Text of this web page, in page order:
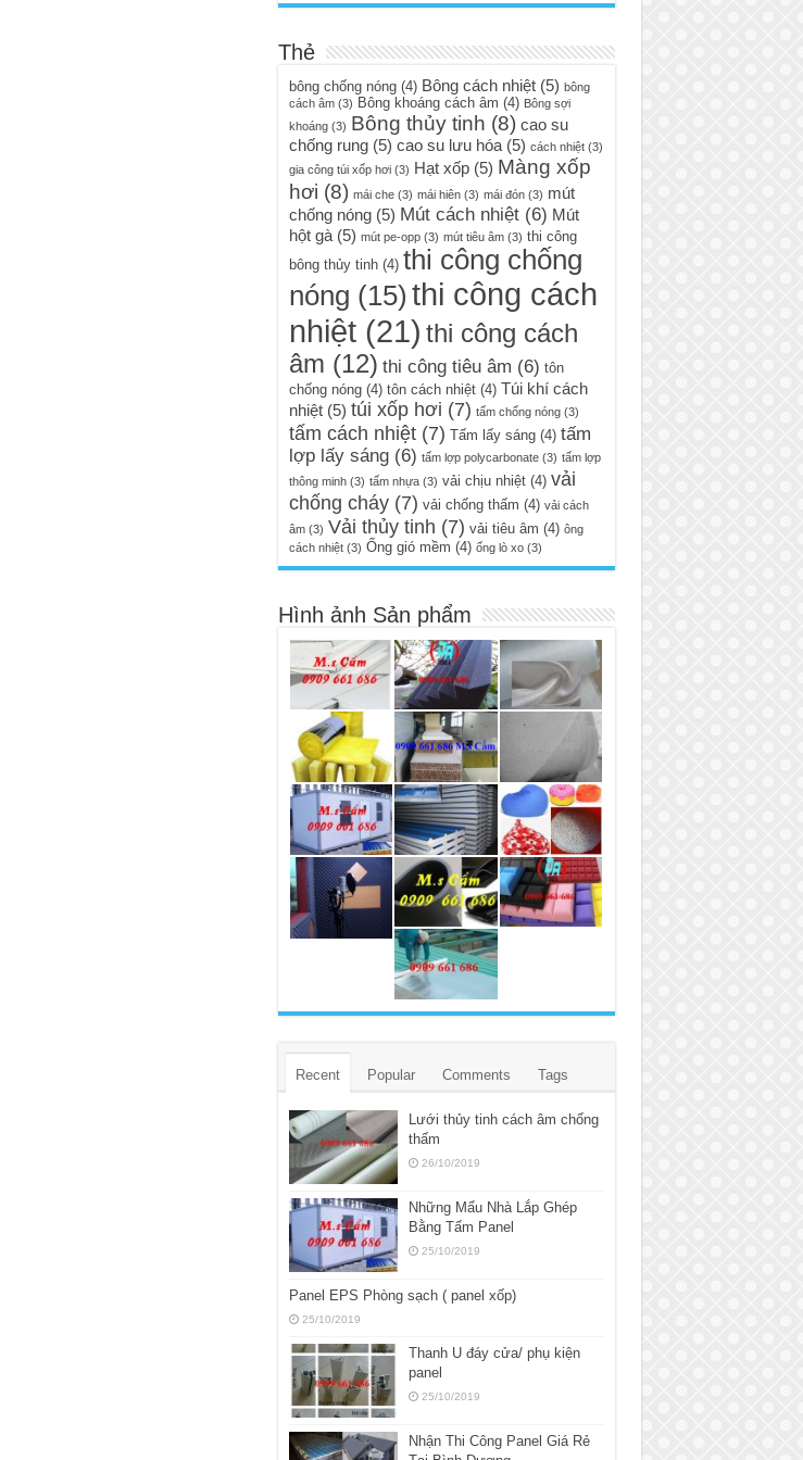
Thẻ
bông chống nóng(4) Bông cách nhiệt(5) bông
cách âm(3) Bông khoáng cách âm (4) Bông sợi
khoáng(3) Bông thủy tinh (8) cao su
chống rung(5) cao su lưu hóa(5) cách nhiệt(3)
gia công túi xốp hơi(3) Hạt xốp(5) Màng xốp
hơi (8) mái che(3) mái hiên(3) mái đón(3) mút
chống nóng(5) Mút cách nhiệt(6) Mút
hột gà(5) mút pe-opp(3) mút tiêu âm(3) thi công
bông thủy tinh(4) thi công chống
nóng (15) thi công cách
nhiệt(21) thi công cách
âm (12) thi công tiêu âm (6) tôn
chống nóng(4) tôn cách nhiệt(4) Túi khí cách
nhiệt(5) túi xốp hơi (7) tấm chống nóng(3)
tấm cách nhiệt(7) Tấm lấy sáng(4) tấm
lợp lấy sáng(6) tấm lợp polycarbonate(3) tấm lợp
thông minh(3) tấm nhựa(3) vải chịu nhiệt(4) vải
chống cháy(7) vải chống thấm (4) vải cách
âm(3) Vải thủy tinh (7) vải tiêu âm (4) ông
cách nhiệt(3) Ống gió mềm (4) ống lò xo(3)
Hình ảnh Sản phẩm
Recent Popular Comments Tags
Lưới thủy tinh cách âm chống
thấm
26/10/2019
Những Mẩu Nhà Lắp Ghép
Bằng Tấm Panel
25/10/2019
Panel EPS Phòng sạch ( panel xốp)
25/10/2019
Thanh U đáy cửa/ phụ kiện
panel
25/10/2019
Nhận Thi Công Panel Giá Rẻ